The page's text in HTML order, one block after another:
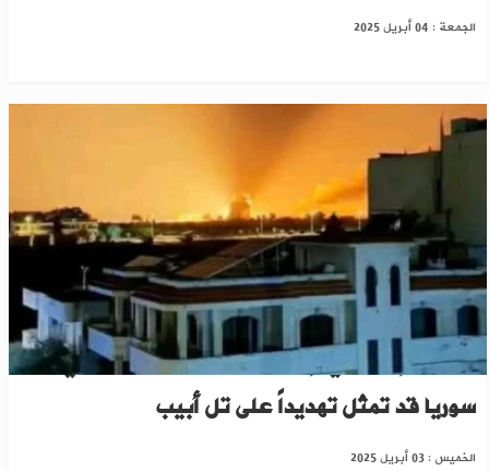
الجمعة : 04 أبريل 2025
مسؤول إسرائيلي: إقامة قاعدة جوية تركية في
سوريا قد تمثل تهديداً على تل أبيب
الخميس : 03 أبريل 2025